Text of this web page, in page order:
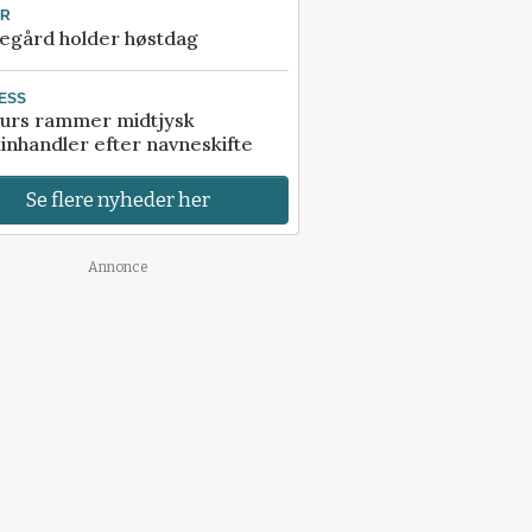
holder høstdag
rammer midtjysk
efter navneskifte
Se flere nyheder her
Annonce